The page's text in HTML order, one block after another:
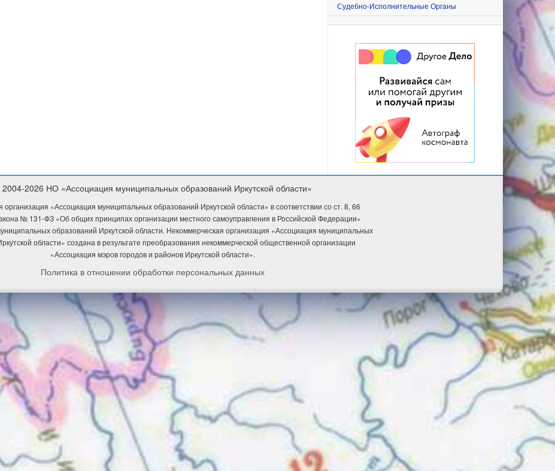
Судебно-Исполнительные Органы
2026 НО «Ассоциация муниципальных образований Иркутской области»
организация «Ассоциация муниципальных образований Иркутской области» в соответствии со ст. 8, 66
№ 131-ФЗ «Об общих принципах организации местного самоуправления в Российской Федерации»
образований Иркутской области. Некоммерческая организация «Ассоциация муниципальных
области» создана в результате преобразования некоммерческой общественной организации
«Ассоциация мэров городов и районов Иркутской области».
Политика в отношении обработки персональных данных